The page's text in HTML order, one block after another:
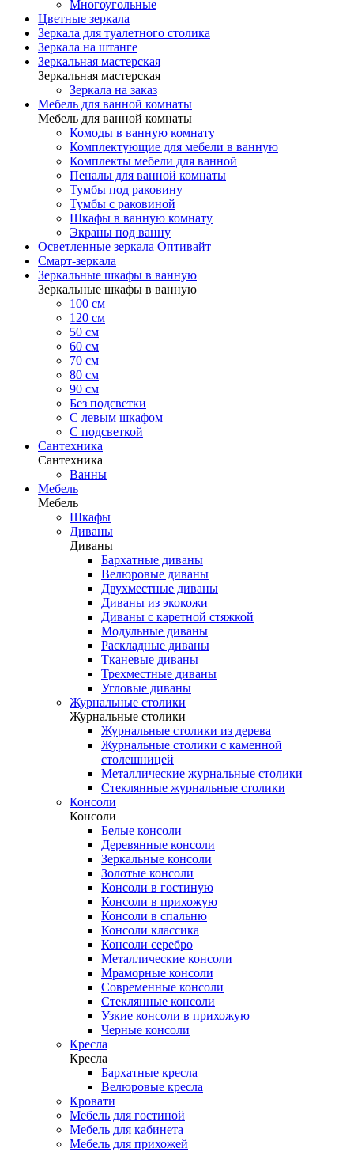
Многоугольные
Цветные зеркала
Зеркала для туалетного столика
Зеркала на штанге
Зеркальная мастерская
Зеркальная мастерская
Зеркала на заказ
Мебель для ванной комнаты
Мебель для ванной комнаты
Комоды в ванную комнату
Комплектующие для мебели в ванную
Комплекты мебели для ванной
Пеналы для ванной комнаты
Тумбы под раковину
Тумбы с раковиной
Шкафы в ванную комнату
Экраны под ванну
Осветленные зеркала Оптивайт
Смарт-зеркала
Зеркальные шкафы в ванную
Зеркальные шкафы в ванную
100 см
120 см
50 см
60 см
70 см
80 см
90 см
Без подсветки
С левым шкафом
С подсветкой
Сантехника
Сантехника
Ванны
Мебель
Мебель
Шкафы
Диваны
Диваны
Бархатные диваны
Велюровые диваны
Двухместные диваны
Диваны из экокожи
Диваны с каретной стяжкой
Модульные диваны
Раскладные диваны
Тканевые диваны
Трехместные диваны
Угловые диваны
Журнальные столики
Журнальные столики
Журнальные столики из дерева
Журнальные столики с каменной
столешницей
Металлические журнальные столики
Стеклянные журнальные столики
Консоли
Консоли
Белые консоли
Деревянные консоли
Зеркальные консоли
Золотые консоли
Консоли в гостиную
Консоли в прихожую
Консоли в спальню
Консоли классика
Консоли серебро
Металлические консоли
Мраморные консоли
Современные консоли
Стеклянные консоли
Узкие консоли в прихожую
Черные консоли
Кресла
Кресла
Бархатные кресла
Велюровые кресла
Кровати
Мебель для гостиной
Мебель для кабинета
Мебель для прихожей